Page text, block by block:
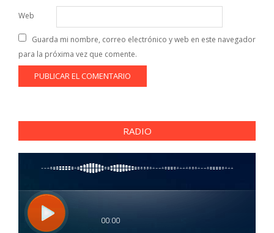
Web
Guarda mi nombre, correo electrónico y web en este navegador
para la próxima vez que comente.
RADIO